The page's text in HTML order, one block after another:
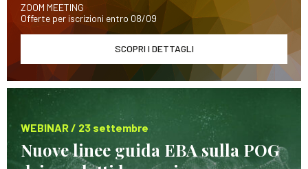
ZOOM MEETING
Offerte per iscrizioni entro 08/09
SCOPRI I DETTAGLI
WEBINAR / 23 settembre
Nuove linee guida EBA sulla POG